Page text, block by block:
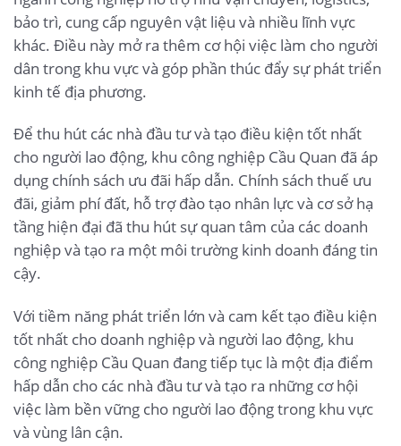
bảo trì, cung cấp nguyên vật liệu và nhiều lĩnh vực
khác. Điều này mở ra thêm cơ hội việc làm cho người
dân trong khu vực và góp phần thúc đẩy sự phát triển
kinh tế địa phương.
Để thu hút các nhà đầu tư và tạo điều kiện tốt nhất
cho người lao động, khu công nghiệp Cầu Quan đã áp
dụng chính sách ưu đãi hấp dẫn. Chính sách thuế ưu
đãi, giảm phí đất, hỗ trợ đào tạo nhân lực và cơ sở hạ
tầng hiện đại đã thu hút sự quan tâm của các doanh
nghiệp và tạo ra một môi trường kinh doanh đáng tin
cậy.
Với tiềm năng phát triển lớn và cam kết tạo điều kiện
tốt nhất cho doanh nghiệp và người lao động, khu
công nghiệp Cầu Quan đang tiếp tục là một địa điểm
hấp dẫn cho các nhà đầu tư và tạo ra những cơ hội
việc làm bền vững cho người lao động trong khu vực
và vùng lân cận.